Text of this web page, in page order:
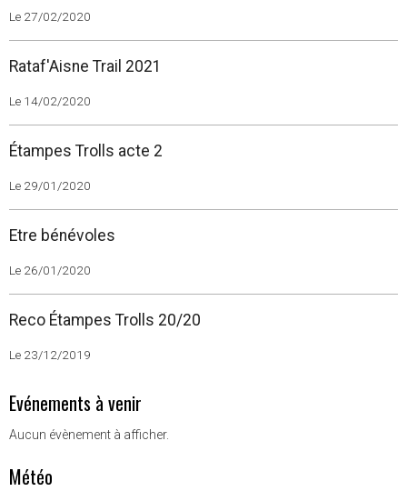
Le 27/02/2020
Rataf'Aisne Trail 2021
Le 14/02/2020
Étampes Trolls acte 2
Le 29/01/2020
Etre bénévoles
Le 26/01/2020
Reco Étampes Trolls 20/20
Le 23/12/2019
Evénements à venir
Aucun évènement à afficher.
Météo